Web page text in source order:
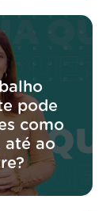
pode
como
até ao